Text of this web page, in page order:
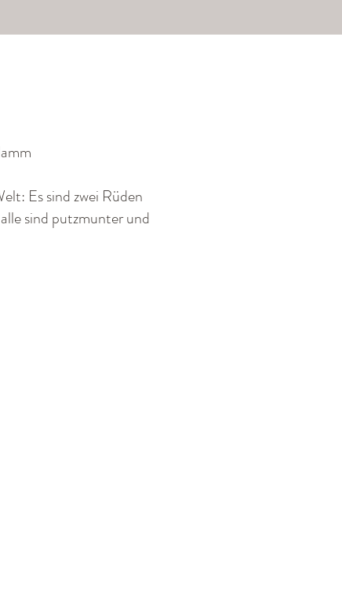
Es sind zwei Rüden
sind putzmunter und